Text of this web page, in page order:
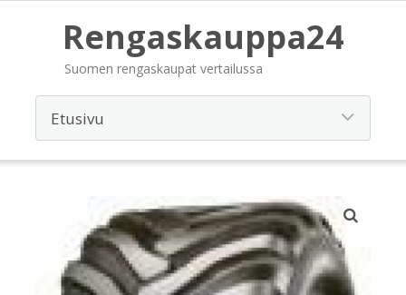
Rengaskauppa24
Suomen rengaskaupat vertailussa